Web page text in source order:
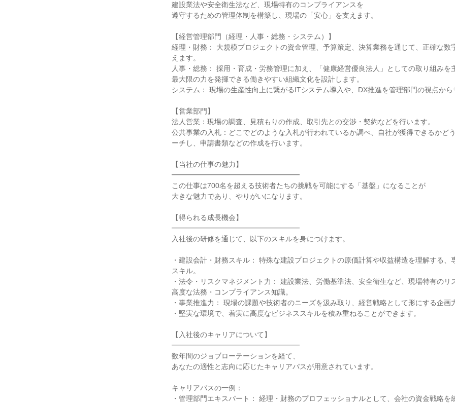
建設業法や安全衛生法など、現場特有のコンプライアンスを
遵守するための管理体制を構築し、現場の「安心」を支えます。
【経営管理部門（経理・人事・総務・システム）】
経理・財務： 大規模プロジェクトの資金管理、予算策定、決算業務を通じて、正確な数
えます。
人事・総務： 採用・育成・労務管理に加え、「健康経営優良法人」としての取り組みを
最大限の力を発揮できる働きやすい組織文化を設計します。
システム： 現場の生産性向上に繋がるITシステム導入や、DX推進を管理部門の視点から
【営業部門】
法人営業：現場の調査、見積もりの作成、取引先との交渉・契約などを行います。
公共事業の入札：どこでどのような入札が行われているか調べ、自社が獲得できるかど
ーチし、申請書類などの作成を行います。
【当社の仕事の魅力】
━━━━━━━━━━━━━━━━━━
この仕事は700名を超える技術者たちの挑戦を可能にする「基盤」になることが
大きな魅力であり、やりがいになります。
【得られる成長機会】
━━━━━━━━━━━━━━━━━━
入社後の研修を通じて、以下のスキルを身につけます。
・建設会計・財務スキル： 特殊な建設プロジェクトの原価計算や収益構造を理解する、
スキル。
・法令・リスクマネジメント力： 建設業法、労働基準法、安全衛生など、現場特有のリ
高度な法務・コンプライアンス知識。
・事業推進力： 現場の課題や技術者のニーズを汲み取り、経営戦略として形にする企画
・堅実な環境で、着実に高度なビジネススキルを積み重ねることができます。
【入社後のキャリアについて】
━━━━━━━━━━━━━━━━━━
数年間のジョブローテーションを経て、
あなたの適性と志向に応じたキャリアパスが用意されています。
キャリアパスの一例：
・管理部門エキスパート： 経理・財務のプロフェッショナルとして、会社の資金戦略を